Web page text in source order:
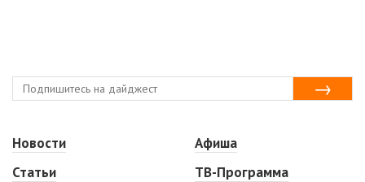
Новости
Статьи
Афиша
ТВ-Программа